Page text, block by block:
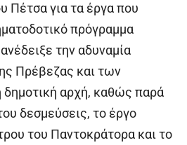
Πέτσα για τα έργα που
πρόγραμμα
την αδυναμία
Πρέβεζας και των
αρχή, καθώς παρά
δεσμεύσεις, το έργο
του Παντοκράτορα και το